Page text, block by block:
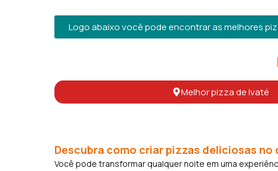
Logo abaixo você pode encontrar as melhores
Melhor pizza de Ivaté
Descubra como criar pizzas deliciosas
Você pode transformar qualquer noite em uma